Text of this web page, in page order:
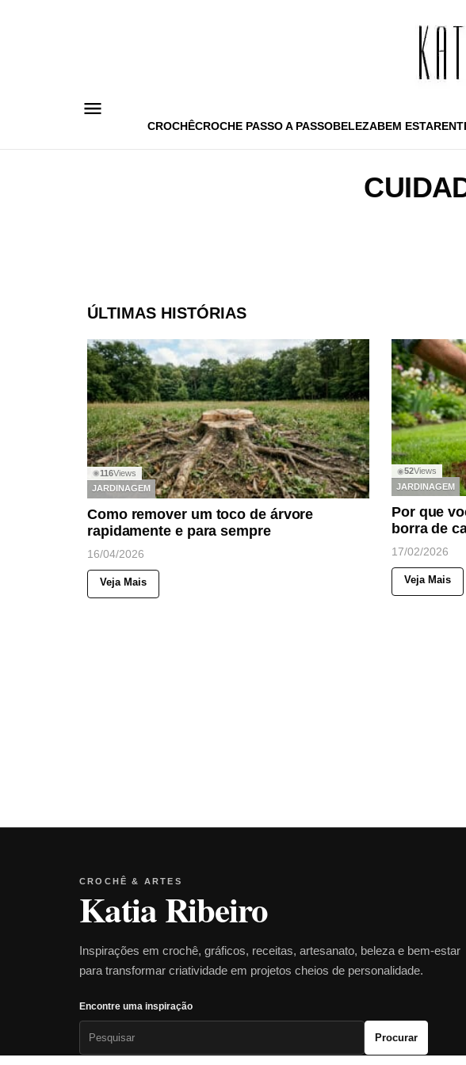
CROCHÊCROCHE PASSO A PASSOBELEZABEM ESTAR
ÚLTIMAS HISTÓRIAS
◉116Views
JARDINAGEM
Como remover um toco de árvore
rapidamente e para sempre
16/04/2026
Veja Mais
◉52Views
JARDINAGEM
Por que
borra de
17/02/2026
Veja Mais
CROCHÊ & ARTES
Katia Ribeiro
Inspirações em crochê, gráficos, receitas, artesanato, beleza e bem-estar
para transformar criatividade em projetos cheios de personalidade.
Encontre uma inspiração
Procurar